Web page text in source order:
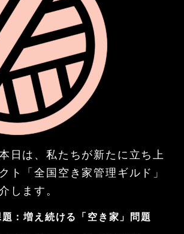
日は、私たちが新たに立ち上
ト「全国空き家管理ギルド」
します。
：増え続ける「空き家」問題